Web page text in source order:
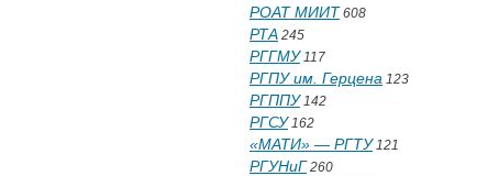
РОАТ МИИТ 608
РТА 245
РГГМУ117
РГПУ им. Герцена 123
РГППУ142
РГСУ162
«МАТИ» — РГТУ121
РГУНиГ 260